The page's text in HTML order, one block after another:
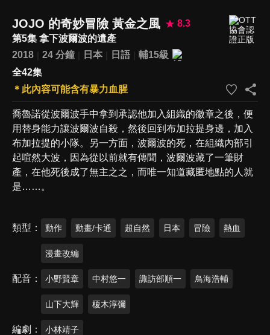
JOJO 的奇妙冒險 黃金之風
8.3
第5集 拿下波爾波的遺產
2018
24 分鐘 日本 日語
輔15級
全42集
＊此內容可能含有暴力血腥
喬魯諾從波爾波手中拿到承認他加入組織的徽章之後，便
用替身能力讓波爾波自殺，然後回到布加拉提身邊，加入
布加拉提的小隊。另一方面，波爾波的死，在組織內部引
起喧然大波，因為從以前就有傳聞，波爾波藏了一筆財
產，在他死後成了無主之之，而唯一知道藏匿地點的人就
是……。
類型 動作 動畫/卡通 超自然 日本 冒險 熱血
漫畫改編
配音 小野賢章 中村悠一 諏訪部順一 鳥海浩輔
山下大輝 榎木淳彌
編劇 小林靖子